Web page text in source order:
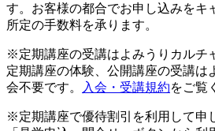
す。お客様の都合でお申し込みをキ
所定の手数料を承ります。
※定期講座の受講はよみうりカルチ
定期講座の体験、公開講座の受講は
会不要です。
入会・受講規約をご覧
※定期講座で優待割引を利用して申